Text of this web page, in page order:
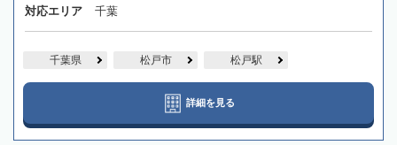
対応エリア 千葉
千葉県 松戸市 松戸駅
詳細を見る